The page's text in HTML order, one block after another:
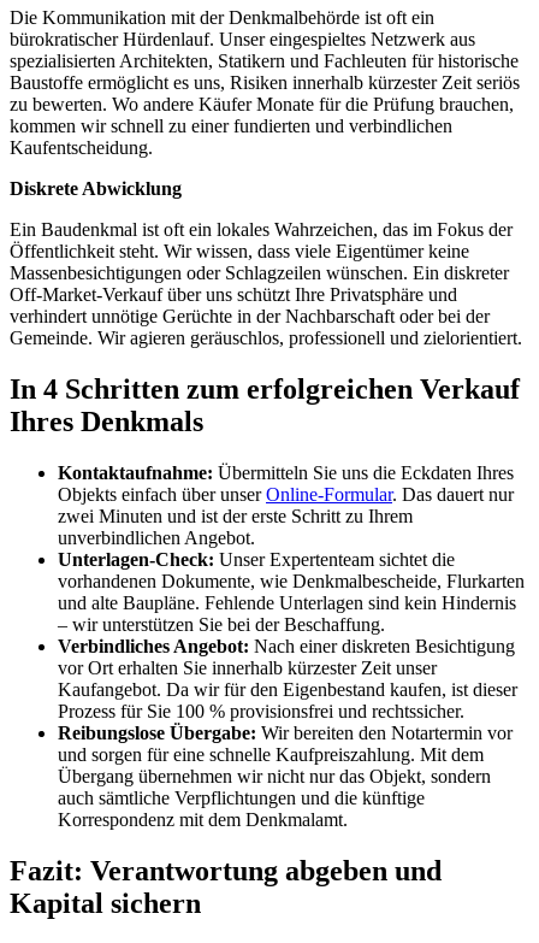
Die Kommunikation mit der Denkmalbehörde ist oft ein
bürokratischer Hürdenlauf. Unser eingespieltes Netzwerk aus
spezialisierten Architekten, Statikern und Fachleuten für historische
Baustoffe ermöglicht es uns, Risiken innerhalb kürzester Zeit seriös
zu bewerten. Wo andere Käufer Monate für die Prüfung brauchen,
kommen wir schnell zu einer fundierten und verbindlichen
Kaufentscheidung.
Diskrete Abwicklung
Ein Baudenkmal ist oft ein lokales Wahrzeichen, das im Fokus der
Öffentlichkeit steht. Wir wissen, dass viele Eigentümer keine
Massenbesichtigungen oder Schlagzeilen wünschen. Ein diskreter
Off-Market-Verkauf über uns schützt Ihre Privatsphäre und
verhindert unnötige Gerüchte in der Nachbarschaft oder bei der
Gemeinde. Wir agieren geräuschlos, professionell und zielorientiert.
In 4 Schritten zum erfolgreichen Verkauf
Ihres Denkmals
Kontaktaufnahme: Übermitteln Sie uns die Eckdaten Ihres
Objekts einfach über unserOnline-Formular. Das dauert nur
zwei Minuten und ist der erste Schritt zu Ihrem
unverbindlichen Angebot.
Unterlagen-Check: Unser Expertenteam sichtet die
vorhandenen Dokumente, wie Denkmalbescheide, Flurkarten
und alte Baupläne. Fehlende Unterlagen sind kein Hindernis
– wir unterstützen Sie bei der Beschaffung.
Verbindliches Angebot: Nach einer diskreten Besichtigung
vor Ort erhalten Sie innerhalb kürzester Zeit unser
Kaufangebot. Da wir für den Eigenbestand kaufen, ist dieser
Prozess für Sie 100 % provisionsfrei und rechtssicher.
Reibungslose Übergabe: Wir bereiten den Notartermin vor
und sorgen für eine schnelle Kaufpreiszahlung. Mit dem
Übergang übernehmen wir nicht nur das Objekt, sondern
auch sämtliche Verpflichtungen und die künftige
Korrespondenz mit dem Denkmalamt.
Fazit: Verantwortung abgeben und
Kapital sichern